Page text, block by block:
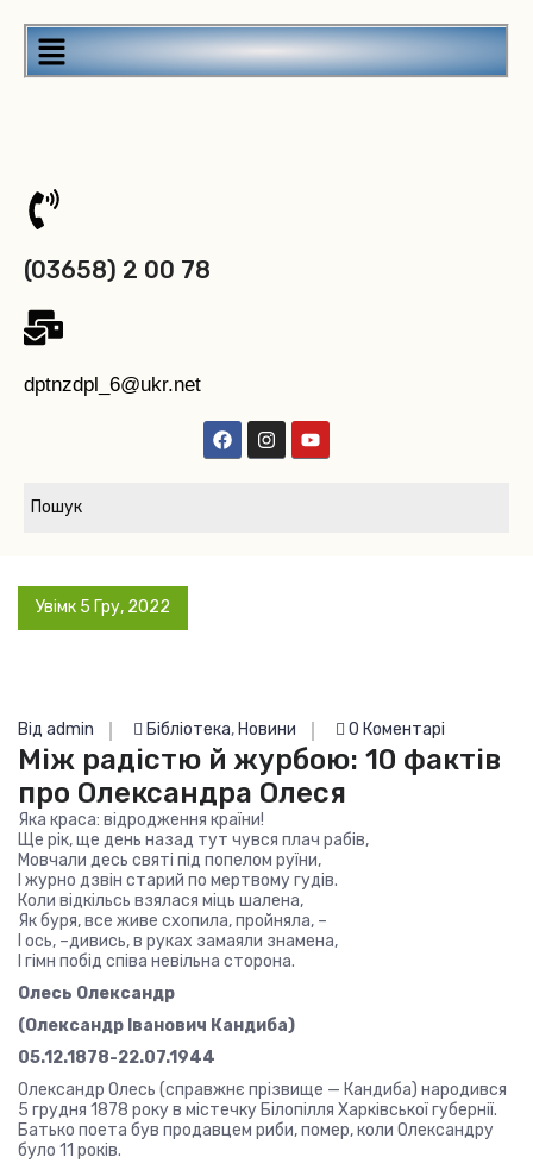
(03658) 2 00 78
dptnzdpl_6@ukr.net
Увімк 5 Гру, 2022
Від admin Бібліотека, Новини 0 Коментарі
Між радістю й журбою: 10 фактів
про Олександра Олеся
Яка краса: відродження країни!
Ще рік, ще день назад тут чувся плач рабів,
Мовчали десь святі під попелом руїни,
І журно дзвін старий по мертвому гудів.
Коли відкільсь взялася міць шалена,
Як буря, все живе схопила, пройняла, –
І ось, –дивись, в руках замаяли знамена,
І гімн побід співа невільна сторона.
Олесь Олександр
(Олександр Іванович Кандиба)
05.12.1878-22.07.1944
Олександр Олесь (справжнє прізвище — Кандиба) народився
5 грудня 1878 року в містечку Білопілля Харківської губернії.
Батько поета був продавцем риби, помер, коли Олександру
було 11 років.